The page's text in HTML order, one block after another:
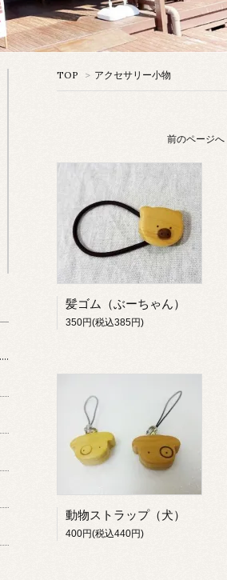
TOP > アクセサリー小物
前のページへ
髪ゴム（ぶーちゃん）
350円(税込385円)
動物ストラップ（犬）
400円(税込440円)